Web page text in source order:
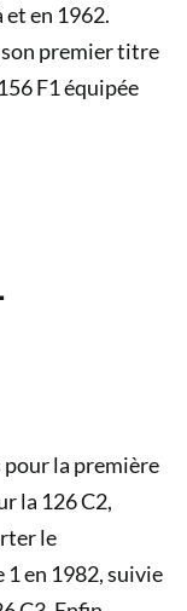
en 1962.
premier titre
F1 équipée
la première
la 126 C2,
le
en 1982, suivie